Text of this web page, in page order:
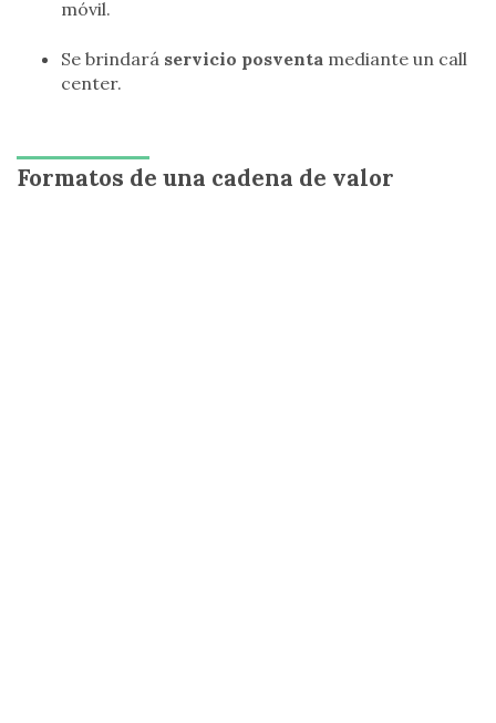
móvil.
Se brindará servicio posventa mediante un call
center.
Formatos de una cadena de valor